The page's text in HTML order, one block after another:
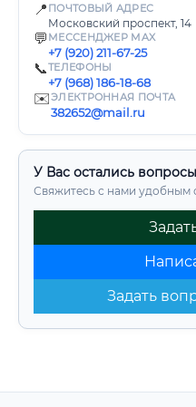
📍 ПОЧТОВЫЙ АДРЕС
Московский проспект, 14
💬 МЕССЕНДЖЕР MAX
+7 (920) 211-67-25
📞ТЕЛЕФОНЫ
+7 (968) 186-18-68
✉️ЭЛЕКТРОННАЯ ПОЧТА
382652@mail.ru
У Вас остались
Свяжитесь с нами удобным
Задать